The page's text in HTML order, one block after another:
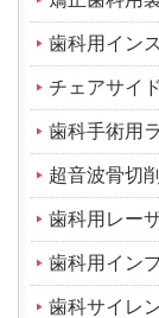
歯科用イン
チェアサイ
歯科手術用
超音波骨切
歯科用レー
歯科用イン
歯科サイレ